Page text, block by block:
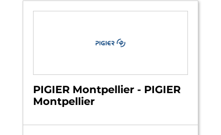
PIGIER Montpellier - PIGIER
Montpellier